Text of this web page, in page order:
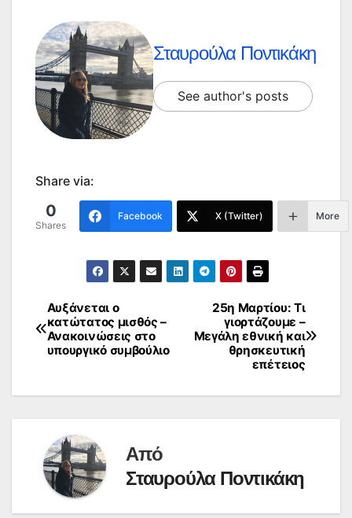
Σταυρούλα Ποντικάκη
See author's posts
Share via:
0
Shares
Facebook X (Twitter) More
Πλοήγηση
άρθρων
25η Μαρτίου: Τι
γιορτάζουμε –
Μεγάλη εθνική και
θρησκευτική
επέτειος
Αυξάνεται ο
κατώτατος μισθός –
Ανακοινώσεις στο
υπουργικό συμβούλιο
Από
Σταυρούλα Ποντικάκη